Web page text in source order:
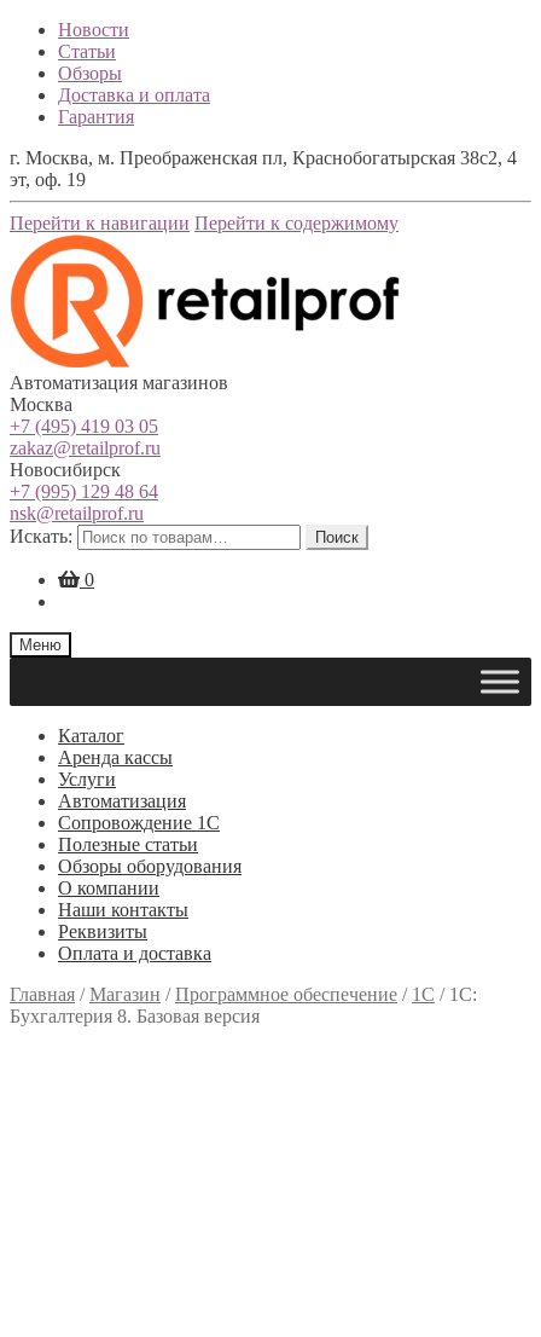
Новости
Статьи
Обзоры
Доставка и оплата
Гарантия
г. Москва, м. Преображенская пл, Краснобогатырская 38с2, 4
эт, оф. 19
Перейти к навигации Перейти к содержимому
Автоматизация магазинов
Москва
+7 (495) 419 03 05
zakaz@retailprof.ru
Новосибирск
+7 (995) 129 48 64
nsk@retailprof.ru
Искать:
Поиск
0
Меню
Каталог
Аренда кассы
Услуги
Автоматизация
Сопровождение 1С
Полезные статьи
Обзоры оборудования
О компании
Наши контакты
Реквизиты
Оплата и доставка
Главная /Магазин /Программное обеспечение / 1С / 1C:
Бухгалтерия 8. Базовая версия